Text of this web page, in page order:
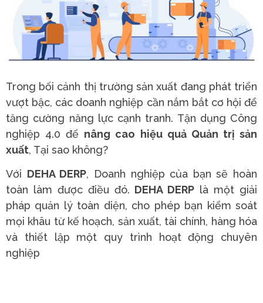
Trong bối cảnh thị trường sản xuất đang phát triển
vượt bậc, các doanh nghiệp cần nắm bắt cơ hội để
tăng cường năng lực cạnh tranh. Tận dụng Công
nghiệp 4.0 để nâng cao hiệu quả Quản trị sản
xuất, Tại sao không?
Với DEHA DERP, Doanh nghiệp của bạn sẽ hoàn
toàn làm được điều đó. DEHA DERP là một giải
pháp quản lý toàn diện, cho phép bạn kiểm soát
mọi khâu từ kế hoạch, sản xuất, tài chính, hàng hóa
và thiết lập một quy trình hoạt động chuyên
nghiệp